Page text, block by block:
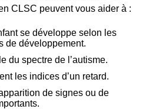
CLSC peuvent vous aider à :
se développe selon les
de développement.
du spectre de l’autisme.
les indices d’un retard.
de signes ou de